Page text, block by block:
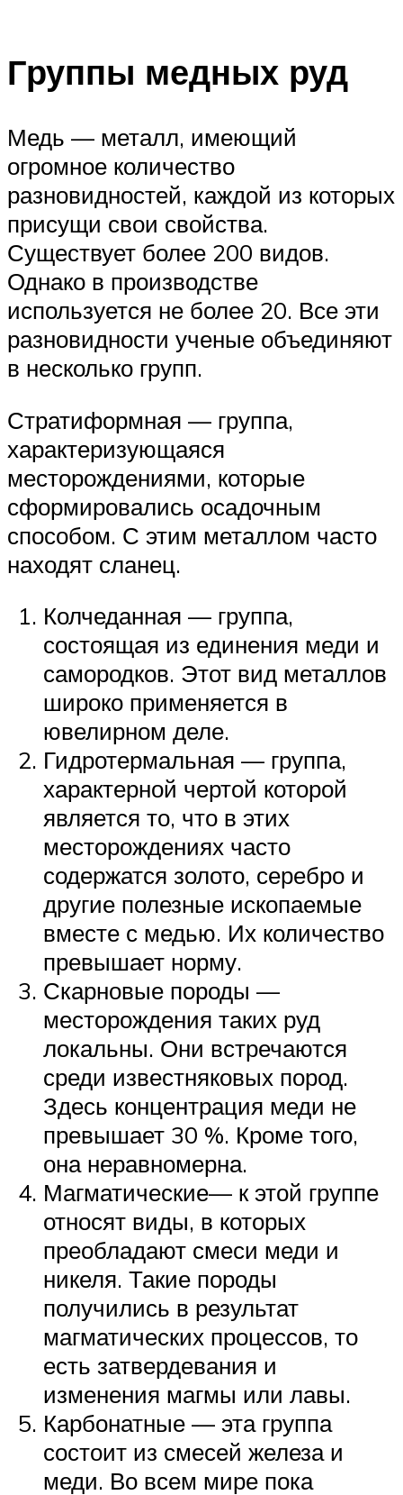
Группы медных руд
Медь — металл, имеющий
огромное количество
разновидностей, каждой из которых
присущи свои свойства.
Существует более 200 видов.
Однако в производстве
используется не более 20. Все эти
разновидности ученые объединяют
в несколько групп.
Стратиформная — группа,
характеризующаяся
месторождениями, которые
сформировались осадочным
способом. С этим металлом часто
находят сланец.
Колчеданная — группа,
состоящая из единения меди и
самородков. Этот вид металлов
широко применяется в
ювелирном деле.
Гидротермальная — группа,
характерной чертой которой
является то, что в этих
месторождениях часто
содержатся золото, серебро и
другие полезные ископаемые
вместе с медью. Их количество
превышает норму.
Скарновые породы —
месторождения таких руд
локальны. Они встречаются
среди известняковых пород.
Здесь концентрация меди не
превышает 30 %. Кроме того,
она неравномерна.
Магматические— к этой группе
относят виды, в которых
преобладают смеси меди и
никеля. Такие породы
получились в результат
магматических процессов, то
есть затвердевания и
изменения магмы или лавы.
Карбонатные — эта группа
состоит из смесей железа и
меди. Во всем мире пока